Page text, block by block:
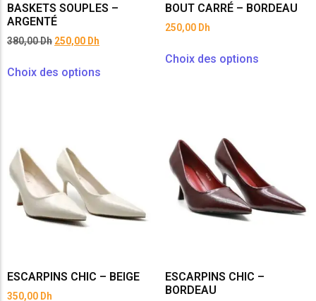
BASKETS SOUPLES –
ARGENTÉ
380,00Dh 250,00 Dh
Choix des options
BOUT CARRÉ – BORDEAU
250,00 Dh
Choix des options
ESCARPINS CHIC – BEIGE
350,00 Dh
ESCARPINS CHIC –
BORDEAU